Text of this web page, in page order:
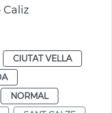
CIUTAT VELLA
NORMAL